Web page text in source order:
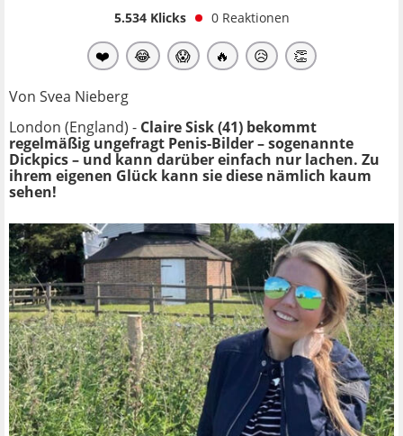
5.534Klicks 0 Reaktionen
❤️ 😂 😱 🔥 😥 👏
Von Svea Nieberg
London (England) - Claire Sisk (41) bekommt
regelmäßig ungefragt Penis-Bilder – sogenannte
Dickpics – und kann darüber einfach nur lachen. Zu
ihrem eigenen Glück kann sie diese nämlich kaum
sehen!